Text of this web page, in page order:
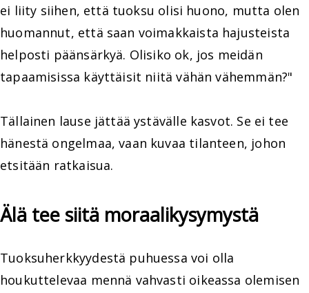
ei liity siihen, että tuoksu olisi huono, mutta olen
huomannut, että saan voimakkaista hajusteista
helposti päänsärkyä. Olisiko ok, jos meidän
tapaamisissa käyttäisit niitä vähän vähemmän?"
Tällainen lause jättää ystävälle kasvot. Se ei tee
hänestä ongelmaa, vaan kuvaa tilanteen, johon
etsitään ratkaisua.
Älä tee siitä moraalikysymystä
Tuoksuherkkyydestä puhuessa voi olla
houkuttelevaa mennä vahvasti oikeassa olemisen